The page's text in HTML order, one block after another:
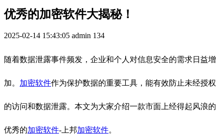
优秀的加密软件大揭秘！
2025-02-14 15:43:05 admin 134
随着数据泄露事件频发，企业和个人对信息安全的需求日益增
加。 加密软件作为保护数据的重要工具，能有效防止未经授权
的访问和数据泄露。本文为大家介绍一款市面上经得起风浪的
优秀的加密软件-上邦加密软件。